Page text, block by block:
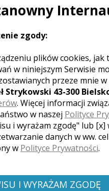
opinii)
ślubnej. Własny
uchwycenia
Niestandardowe sesje
zgody:
plików cookies, jak
w niniejszym Serwisie
przeze mnie w
Strykowski 43-300
. Więcej informacji
w naszej Polityce
i wyrażam zgodę" lub [x]
danych w ww.
w Polityce Prywatności.
I WYRAŻAM ZGODĘ